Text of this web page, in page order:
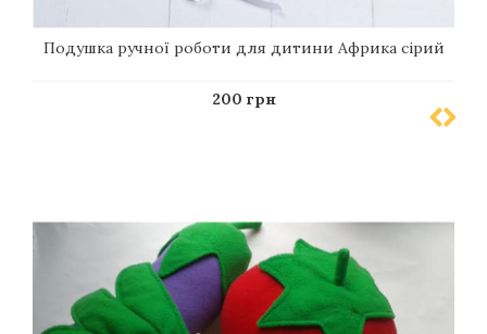
Подушка ручної роботи для дитини Африка сірий
200 грн